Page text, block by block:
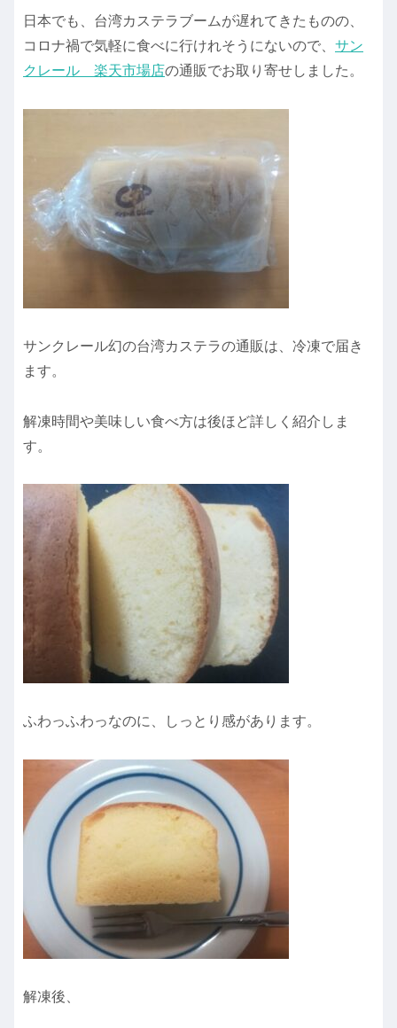
日本でも、台湾カステラブームが遅れてきたものの、
コロナ禍で気軽に食べに行けれそうにないので、 サン
クレール 楽天市場店の通販でお取り寄せしました。
サンクレール幻の台湾カステラの通販は、冷凍で届き
ます。
解凍時間や美味しい食べ方は後ほど詳しく紹介しま
す。
ふわっふわっなのに、しっとり感があります。
解凍後、